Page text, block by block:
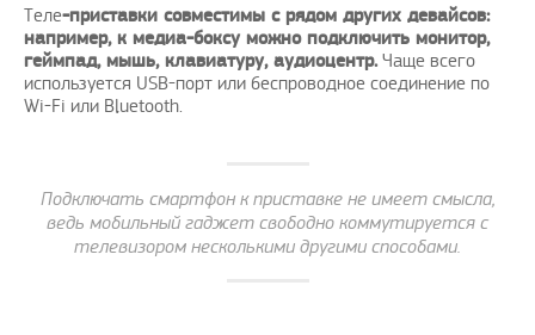
Теле-приставки совместимы с рядом других девайсов:
например, к медиа-боксу можно подключить монитор,
геймпад, мышь, клавиатуру, аудиоцентр.Чаще всего
используется USB-порт или беспроводное соединение по
Wi-Fi или Bluetooth.
Подключать смартфон к приставке не имеет смысла,
ведь мобильный гаджет свободно коммутируется с
телевизором несколькими другими способами.